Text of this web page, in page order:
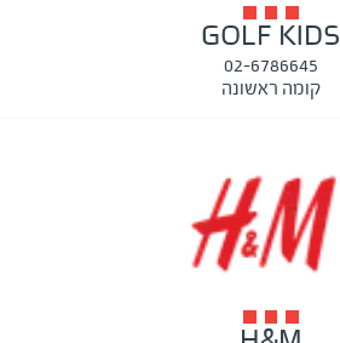
GOLF KIDS
02-6786645
קומה ראשונה